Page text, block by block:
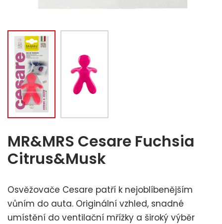
MR&MRS Cesare Fuchsia
Citrus&Musk
Osvěžovače Cesare patří k nejoblíbenějším
vůním do auta. Originální vzhled, snadné
umístění do ventilační mřížky a široký výběr